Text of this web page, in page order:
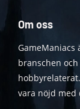
Om oss
GameManiacs
branschen
vara nöjd med